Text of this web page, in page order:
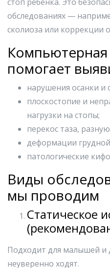
обследованиях —
сколиоза или коррекции
Компьютерная
помогает
нарушения осанки и
плоскостопие и
нагрузки на стопы;
перекос таза,
деформации
патологические
Виды
мы проводим
Статическое
Подходит для малышей и
неуверенно ходят.